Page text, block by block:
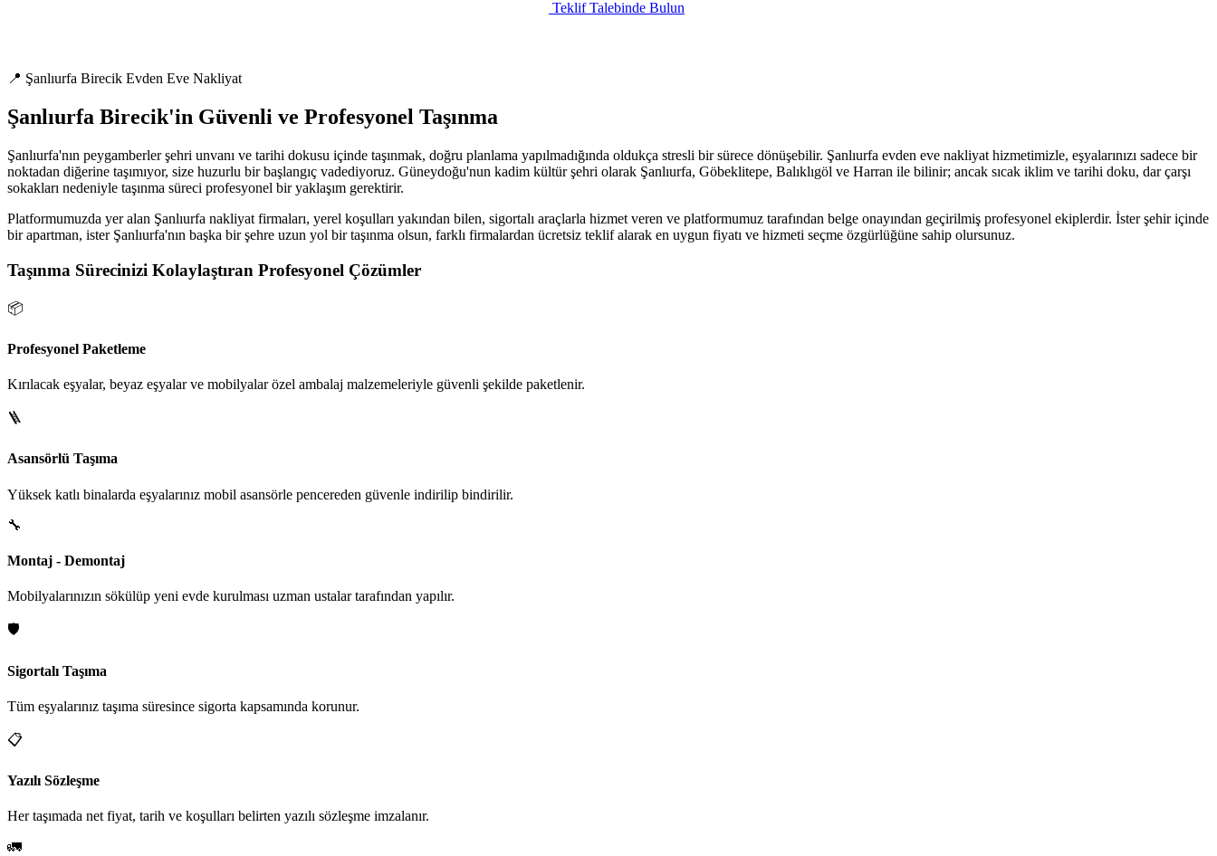
Teklif Talebinde Bulun
📍 Şanlıurfa Birecik Evden Eve Nakliyat
Şanlıurfa Birecik'in Güvenli ve Profesyonel Taşınma
Şanlıurfa'nın peygamberler şehri unvanı ve tarihi dokusu içinde taşınmak, doğru planlama yapılmadığında oldukça stresli bir sürece dönüşebilir. Şanlıurfa evden eve nakliyat hizmetimizle, eşyalarınızı sadece bir
noktadan diğerine taşımıyor, size huzurlu bir başlangıç vadediyoruz. Güneydoğu'nun kadim kültür şehri olarak Şanlıurfa, Göbeklitepe, Balıklıgöl ve Harran ile bilinir; ancak sıcak iklim ve tarihi doku, dar çarşı
sokakları nedeniyle taşınma süreci profesyonel bir yaklaşım gerektirir.
Platformumuzda yer alan Şanlıurfa nakliyat firmaları, yerel koşulları yakından bilen, sigortalı araçlarla hizmet veren ve platformumuz tarafından belge onayından geçirilmiş profesyonel ekiplerdir. İster şehir içinde
bir apartman, ister Şanlıurfa'nın başka bir şehre uzun yol bir taşınma olsun, farklı firmalardan ücretsiz teklif alarak en uygun fiyatı ve hizmeti seçme özgürlüğüne sahip olursunuz.
Taşınma Sürecinizi Kolaylaştıran Profesyonel Çözümler
📦
Profesyonel Paketleme
Kırılacak eşyalar, beyaz eşyalar ve mobilyalar özel ambalaj malzemeleriyle güvenli şekilde paketlenir.
🪜
Asansörlü Taşıma
Yüksek katlı binalarda eşyalarınız mobil asansörle pencereden güvenle indirilip bindirilir.
🔧
Montaj - Demontaj
Mobilyalarınızın sökülüp yeni evde kurulması uzman ustalar tarafından yapılır.
🛡️
Sigortalı Taşıma
Tüm eşyalarınız taşıma süresince sigorta kapsamında korunur.
📋
Yazılı Sözleşme
Her taşımada net fiyat, tarih ve koşulları belirten yazılı sözleşme imzalanır.
🚛